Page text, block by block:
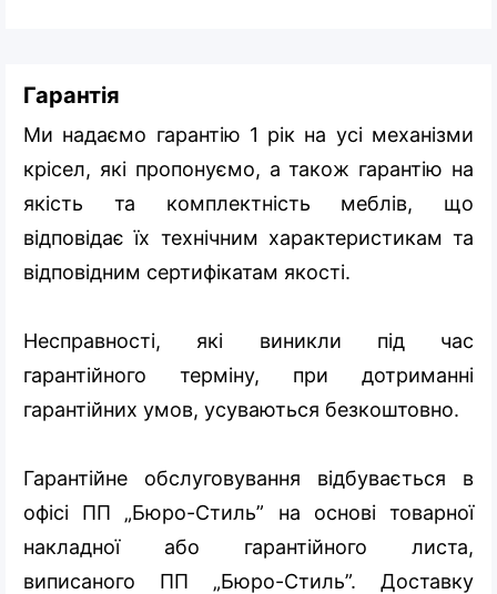
Гарантія
Ми надаємо гарантію 1 рік на усі механізми
крісел, які пропонуємо, а також гарантію на
якість та комплектність меблів, що
відповідає їх технічним характеристикам та
відповідним сертифікатам якості.
Несправності, які виникли під час
гарантійного терміну, при дотриманні
гарантійних умов, усуваються безкоштовно.
Гарантійне обслуговування відбувається в
офісі ПП „Бюро-Стиль” на основі товарної
накладної або гарантійного листа,
виписаного ПП „Бюро-Стиль”. Доставку